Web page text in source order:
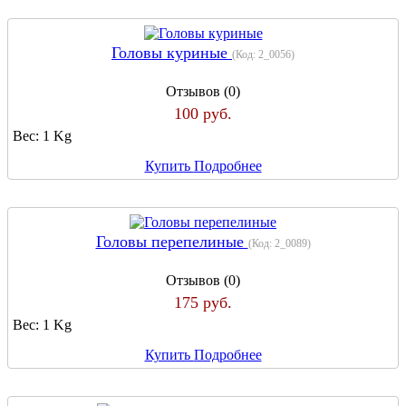
Головы куриные (Код: 2_0056)
Отзывов (0)
100 руб.
Вес: 1 Kg
Купить Подробнее
Головы перепелиные (Код: 2_0089)
Отзывов (0)
175 руб.
Вес: 1 Kg
Купить Подробнее